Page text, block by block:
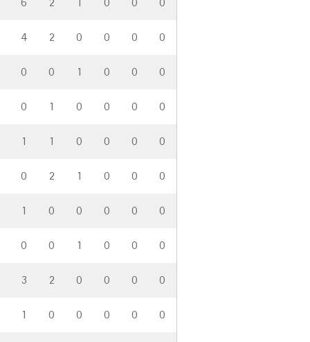
4 2 0 0 0 0
0 0 1 0 0 0
0 1 0 0 0 0
1 1 0 0 0 0
0 2 1 0 0 0
1 0 0 0 0 0
0 0 1 0 0 0
3 2 0 0 0 0
1 0 0 0 0 0